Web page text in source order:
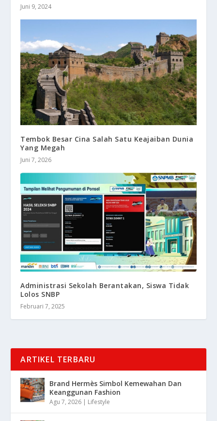
Juni 9, 2024
Tembok Besar Cina Salah Satu Keajaiban Dunia
Yang Megah
Juni 7, 2026
Administrasi Sekolah Berantakan, Siswa Tidak
Lolos SNBP
Februari 7, 2025
ARTIKEL TERBARU
Brand Hermès Simbol Kemewahan Dan
Keanggunan Fashion
Agu 7, 2026 | Lifestyle